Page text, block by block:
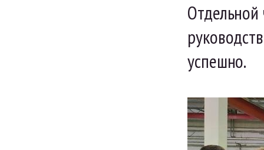
Отдельной
успешно.